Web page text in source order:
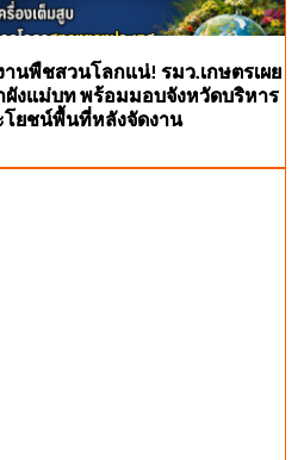
นพืชสวนโลกแน่! รมว.เกษตรเผย
ผังแม่บท พร้อมมอบจังหวัดบริหาร
โยชน์พื้นที่หลังจัดงาน